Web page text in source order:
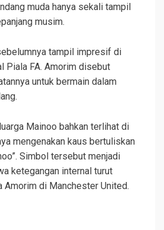
muda hanya sekali tampil
musim.
tampil impresif di
Piala FA. Amorim disebut
untuk bermain dalam
Mainoo bahkan terlihat di
mengenakan kaus bertuliskan
Simbol tersebut menjadi
ketegangan internal turut
Amorim di Manchester United.